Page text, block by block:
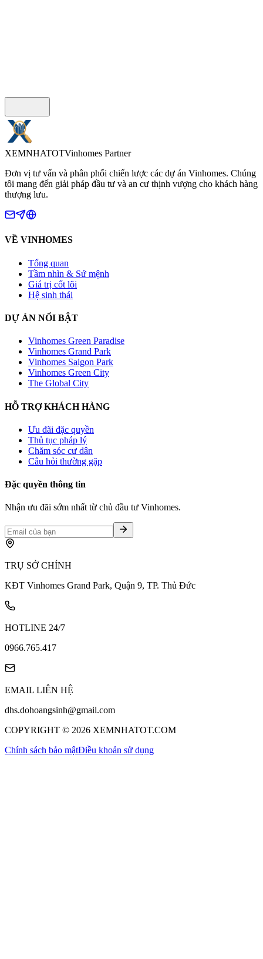
XEMNHATOTVinhomes Partner
Đơn vị tư vấn và phân phối chiến lược các dự án Vinhomes. Chúng
tôi mang đến giải pháp đầu tư và an cư thịnh vượng cho khách hàng
thượng lưu.
VỀ VINHOMES
Tổng quan
Tầm nhìn & Sứ mệnh
Giá trị cốt lõi
Hệ sinh thái
DỰ ÁN NỔI BẬT
Vinhomes Green Paradise
Vinhomes Grand Park
Vinhomes Saigon Park
Vinhomes Green City
The Global City
HỖ TRỢ KHÁCH HÀNG
Ưu đãi đặc quyền
Thủ tục pháp lý
Chăm sóc cư dân
Câu hỏi thường gặp
Đặc quyền thông tin
Nhận ưu đãi sớm nhất từ chủ đầu tư Vinhomes.
TRỤ SỞ CHÍNH
KĐT Vinhomes Grand Park, Quận 9, TP. Thủ Đức
HOTLINE 24/7
0966.765.417
EMAIL LIÊN HỆ
dhs.dohoangsinh@gmail.com
COPYRIGHT © 2026 XEMNHATOT.COM
Chính sách bảo mậtĐiều khoản sử dụng